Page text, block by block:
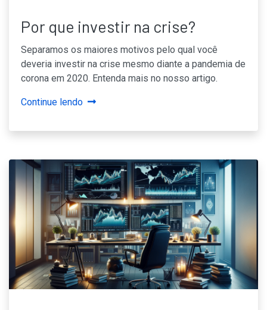
Por que investir na crise?
Separamos os maiores motivos pelo qual você
deveria investir na crise mesmo diante a pandemia de
corona em 2020. Entenda mais no nosso artigo.
Continue lendo